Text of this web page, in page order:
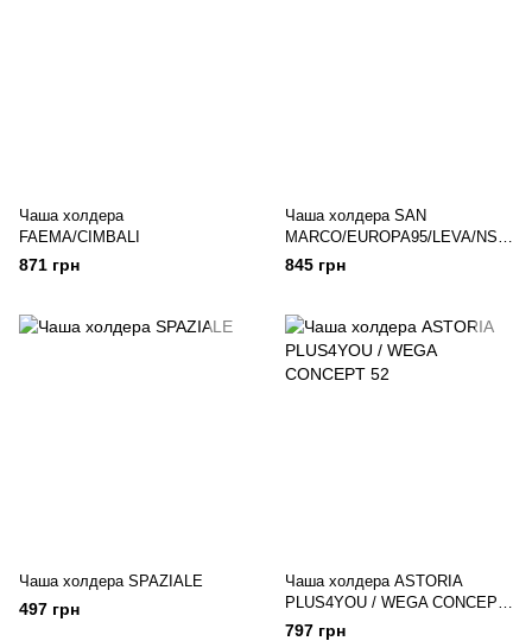
Чаша холдера
FAEMA/CIMBALI
871 грн
Чаша холдера SAN
MARCO/EUROPA95/LEVA/NS8
5,95
845 грн
Чаша холдера SPAZIALE
497 грн
Чаша холдера ASTORIA
PLUS4YOU / WEGA CONCEPT
52
797 грн